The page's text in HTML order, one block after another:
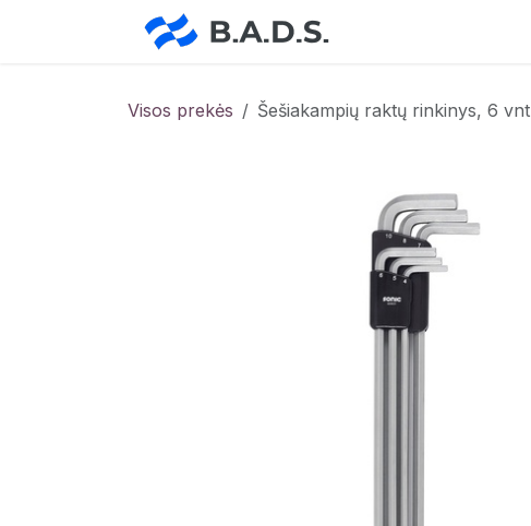
Visos prekės Šešiakampių raktų rinkinys, 6